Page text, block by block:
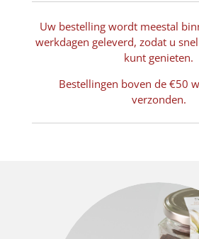
Uw bestelling wordt meestal
werkdagen geleverd, zodat u
kunt genieten.
Bestellingen boven de €50
verzonden.